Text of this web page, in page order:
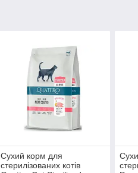
Сухий корм для
стерилізованих котів